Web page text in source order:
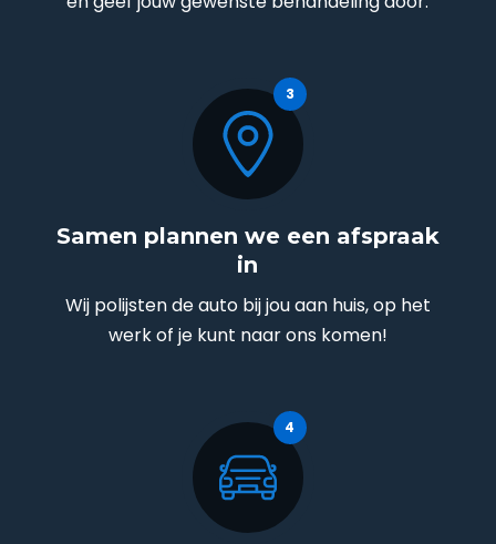
Samen plannen we een afspraak
in
Wij polijsten de auto bij jou aan huis, op het
werk of je kunt naar ons komen!